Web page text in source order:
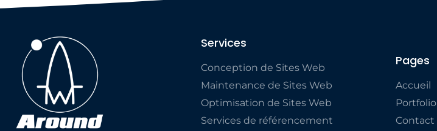
Services
Conception de Sites Web
Maintenance de Sites Web
Optimisation de Sites Web
Services de référencement
Pages
Accueil
Portfolio
Contact